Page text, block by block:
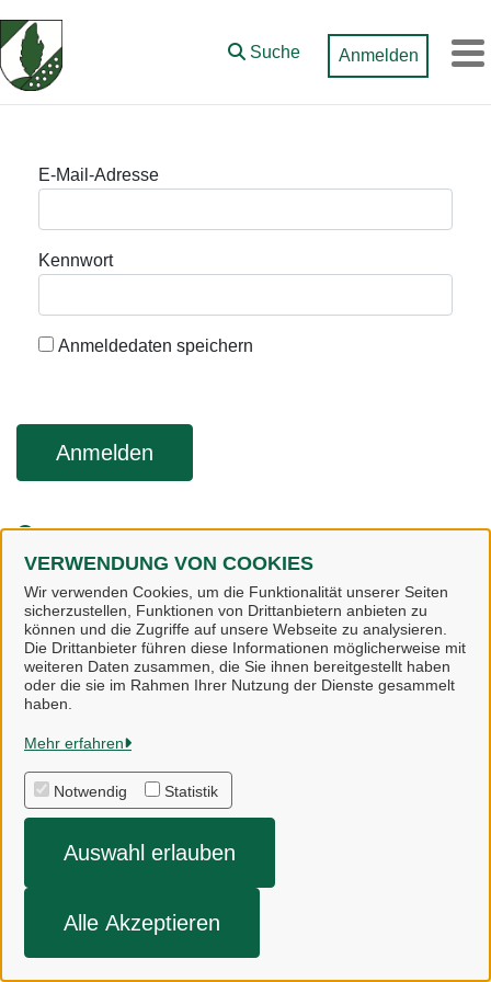
Zum Hauptinhalt springen
VERWENDUNG VON COOKIES
Wir verwenden Cookies, um die Funktionalität unserer Seiten
sicherzustellen, Funktionen von Drittanbietern anbieten zu
können und die Zugriffe auf unsere Webseite zu analysieren.
Die Drittanbieter führen diese Informationen möglicherweise mit
weiteren Daten zusammen, die Sie ihnen bereitgestellt haben
oder die sie im Rahmen Ihrer Nutzung der Dienste gesammelt
haben.
Mehr erfahren
Notwendig Statistik
Auswahl erlauben
Alle Akzeptieren
Suche Anmelden
Anmeldung
E-Mail-Adresse
Kennwort
Anmeldedaten speichern
Anmelden
Kennwort vergessen
Gemeinde Bispingen
Alle Rechte vorbehalten
Datenschutzerklärung